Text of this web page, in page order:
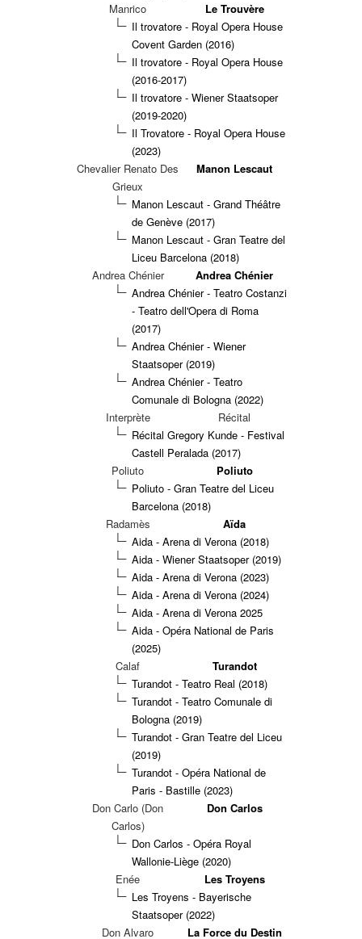
Manrico
Le Trouvère
Il trovatore - Royal Opera House
Covent Garden (2016)
Il trovatore - Royal Opera House
(2016-2017)
Il trovatore - Wiener Staatsoper
(2019-2020)
Il Trovatore - Royal Opera House
(2023)
Chevalier Renato Des
Grieux
Manon Lescaut
Manon Lescaut - Grand Théâtre
de Genève (2017)
Manon Lescaut - Gran Teatre del
Liceu Barcelona (2018)
Andrea Chénier
Andrea Chénier
Andrea Chénier - Teatro Costanzi
- Teatro dell'Opera di Roma
(2017)
Andrea Chénier - Wiener
Staatsoper (2019)
Andrea Chénier - Teatro
Comunale di Bologna (2022)
Interprète
Récital
Récital Gregory Kunde - Festival
Castell Peralada (2017)
Poliuto
Poliuto
Poliuto - Gran Teatre del Liceu
Barcelona (2018)
Radamès
Aïda
Aida - Arena di Verona (2018)
Aida - Wiener Staatsoper (2019)
Aida - Arena di Verona (2023)
Aida - Arena di Verona (2024)
Aida - Arena di Verona 2025
Aida - Opéra National de Paris
(2025)
Calaf
Turandot
Turandot - Teatro Real (2018)
Turandot - Teatro Comunale di
Bologna (2019)
Turandot - Gran Teatre del Liceu
(2019)
Turandot - Opéra National de
Paris - Bastille (2023)
Don Carlo (Don
Carlos)
Don Carlos
Don Carlos - Opéra Royal
Wallonie-Liège (2020)
Enée
Les Troyens
Les Troyens - Bayerische
Staatsoper (2022)
Don Alvaro
La Force du Destin